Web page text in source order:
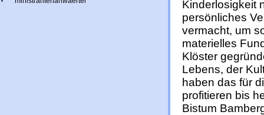
Kinderlosigkeit
persönliches
vermacht, um
materielles
Klöster
Lebens, der
haben das für
profitieren bis
Bistum